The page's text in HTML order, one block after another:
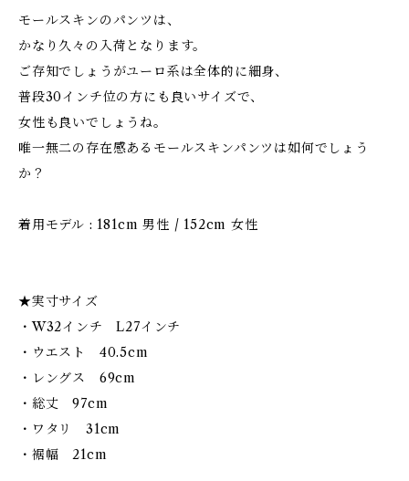
モールスキンのパンツは、
かなり久々の入荷となります。
ご存知でしょうがユーロ系は全体的に細身、
普段30インチ位の方にも良いサイズで、
女性も良いでしょうね。
唯一無二の存在感あるモールスキンパンツは如何でしょう
か？
着用モデル : 181cm 男性 / 152cm 女性
★実寸サイズ
・W32インチ L27インチ
・ウエスト 40.5cm
・レングス 69cm
・総丈 97cm
・ワタリ 31cm
・裾幅 21cm